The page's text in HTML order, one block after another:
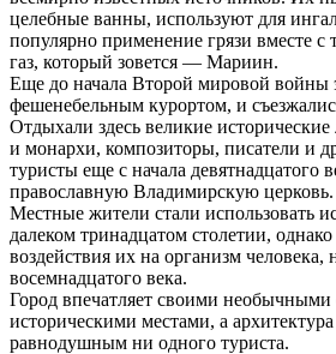
целебные ванны, используют для
популярно применение грязи вместе
газ, который зовется — Мариин.
Еще до начала Второй мировой войны
фешенебельным курортом, и
Отдыхали здесь великие
и монархи, композиторы, писатели и
туристы еще с начала девятнадцатого
православную Владимирскую церковь.
Местные жители стали использовать
далеком тринадцатом столетии,
воздействия их на организм человека,
восемнадцатого века.
Город впечатляет своими необычными
историческими местами, а
равнодушным ни одного туриста.